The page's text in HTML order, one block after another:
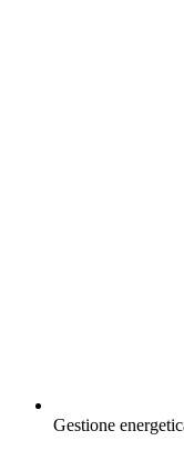
Gestione